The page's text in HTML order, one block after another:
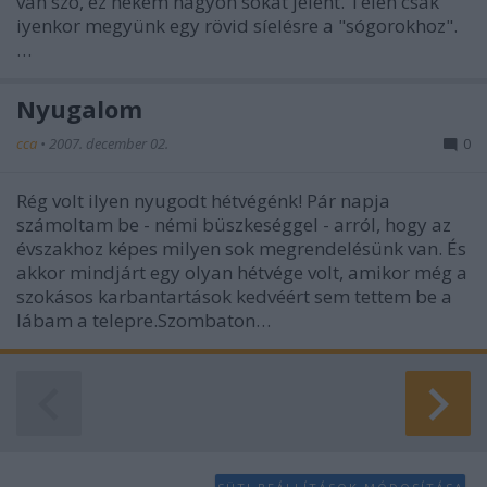
iyenkor megyünk egy rövid síelésre a "sógorokhoz".
…
Nyugalom
cca • 2007. december 02. 0
Rég volt ilyen nyugodt hétvégénk! Pár napja
számoltam be - némi büszkeséggel - arról, hogy az
évszakhoz képes milyen sok megrendelésünk van. És
akkor mindjárt egy olyan hétvége volt, amikor még a
szokásos karbantartások kedvéért sem tettem be a
lábam a telepre.Szombaton…